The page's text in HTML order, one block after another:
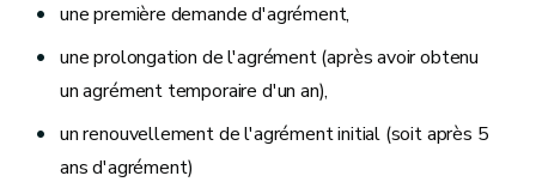
une première demande d'agrément,
une prolongation de l'agrément (après avoir obtenu
un agrément temporaire d'un an),
un renouvellement de l'agrément initial (soit après 5
ans d'agrément)